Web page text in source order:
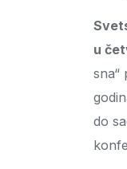
u
sna“
do